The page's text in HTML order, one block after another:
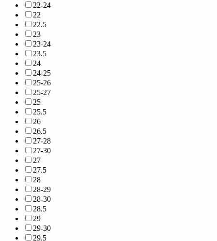
22-24
22
22.5
23
23-24
23.5
24
24-25
25-26
25-27
25
25.5
26
26.5
27-28
27-30
27
27.5
28
28-29
28-30
28.5
29
29-30
29.5